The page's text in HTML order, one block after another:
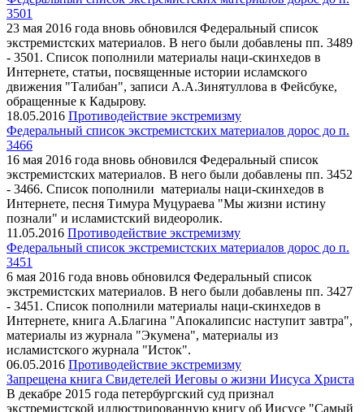
3501
23 мая 2016 года вновь обновился Федеральный список
экстремистских материалов. В него были добавлены пп. 3489
- 3501. Список пополнили материалы наци-скинхедов в
Интернете, статьи, посвященные истории исламского
движения "Талибан", записи А.А.Зинятуллова в Фейсбуке,
обращенные к Кадырову.
18.05.2016 Противодействие экстремизму
Федеральный список экстремистских материалов дорос до п.
3466
16 мая 2016 года вновь обновился Федеральный список
экстремистских материалов. В него были добавлены пп. 3452
- 3466. Список пополнили материалы наци-скинхедов в
Интернете, песня Тимура Муцураева "Мы жизни истину
познали" и исламистский видеоролик.
11.05.2016 Противодействие экстремизму
Федеральный список экстремистских материалов дорос до п.
3451
6 мая 2016 года вновь обновился Федеральный список
экстремистских материалов. В него были добавлены пп. 3427
- 3451. Список пополнили материалы наци-скинхедов в
Интернете, книга А.Благина "Апокалипсис наступит завтра",
материалы из журнала "Экумена", материалы из
исламистского журнала "Исток".
06.05.2016 Противодействие экстремизму
Запрещена книга Свидетелей Иеговы о жизни Иисуса Христа
В декабре 2015 года петербургский суд признал
экстремистской иллюстрированную книгу об Иисусе "Самый